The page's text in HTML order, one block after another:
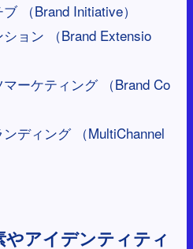
（Brand Initiative）
ョン （Brand Extensio
ーケティング （Brand Co
ディング （MultiChannel
アイデンティティ